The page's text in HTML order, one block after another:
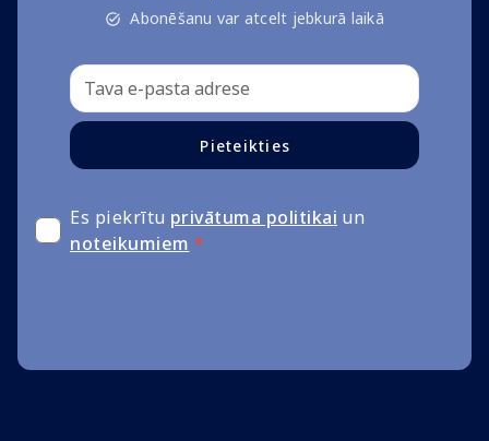
Abonēšanu var atcelt jebkurā laikā
Pieteikties
Es piekrītu privātuma politikai un
noteikumiem *